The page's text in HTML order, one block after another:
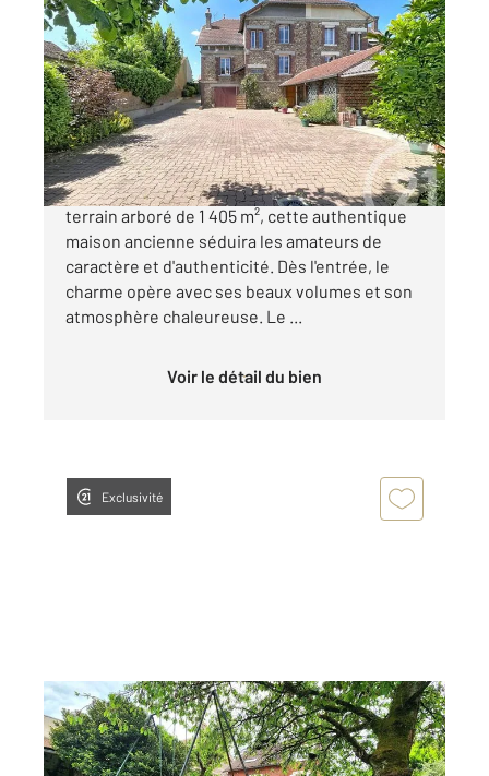
LE MEUX 60
118,64 m2, 5 pièces
Ref : 18214
Maison à vendre
280 000 €
LE MEUX, EN EXCLUSIVITE, nichée sur un
terrain arboré de 1 405 m², cette authentique
maison ancienne séduira les amateurs de
caractère et d'authenticité. Dès l'entrée, le
charme opère avec ses beaux volumes et son
atmosphère chaleureuse. Le ...
Voir le détail du bien
Exclusivité
COMPIEGNE 60
145 m2, 6 pièces
Ref : 18006